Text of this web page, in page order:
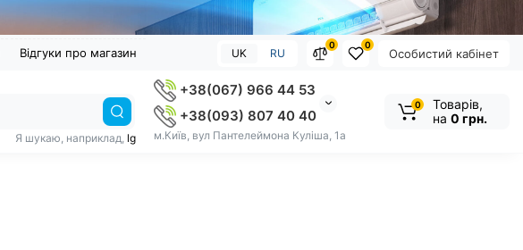
Відгуки про магазин Особистий кабінет
0
0
UK RU
+38(067) 966 44 53
+38(093) 807 40 40
м.Київ, вул Пантелеймона Куліша, 1а
Я шукаю, наприклад, lg
0
Товарів,
на 0 грн.